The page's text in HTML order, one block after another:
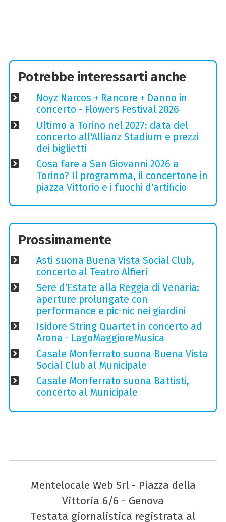
Potrebbe interessarti anche
Noyz Narcos + Rancore + Danno in
concerto - Flowers Festival 2026
Ultimo a Torino nel 2027: data del
concerto all'Allianz Stadium e prezzi
dei biglietti
Cosa fare a San Giovanni 2026 a
Torino? Il programma, il concertone in
piazza Vittorio e i fuochi d'artificio
Prossimamente
Asti suona Buena Vista Social Club,
concerto al Teatro Alfieri
Sere d'Estate alla Reggia di Venaria:
aperture prolungate con
performance e pic-nic nei giardini
Isidore String Quartet in concerto ad
Arona - LagoMaggioreMusica
Casale Monferrato suona Buena Vista
Social Club al Municipale
Casale Monferrato suona Battisti,
concerto al Municipale
Mentelocale Web Srl - Piazza della
Vittoria 6/6 - Genova
Testata giornalistica registrata al